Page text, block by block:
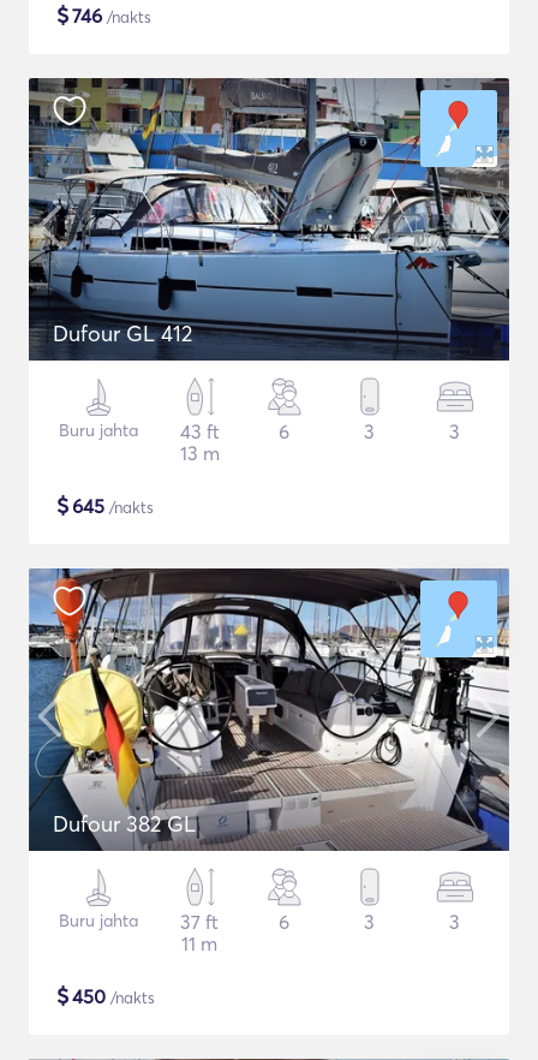
$746 /nakts
Dufour GL 412
Buru jahta
43 ft
13 m
6 3 3
$645 /nakts
Dufour 382 GL
Buru jahta
37 ft
11 m
6 3 3
$450 /nakts